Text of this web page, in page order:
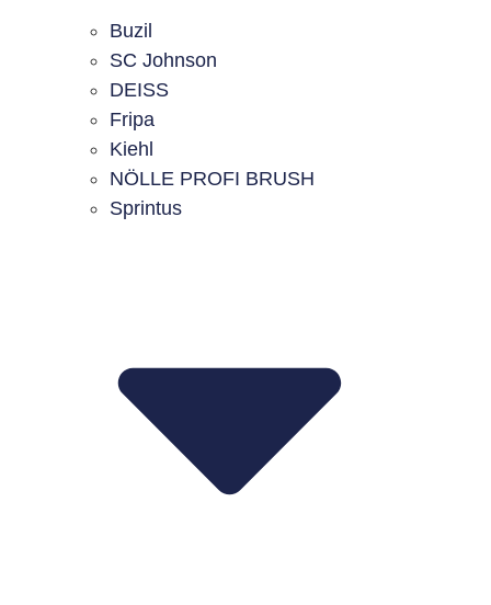
Buzil
SC Johnson
DEISS
Fripa
Kiehl
NÖLLE PROFI BRUSH
Sprintus